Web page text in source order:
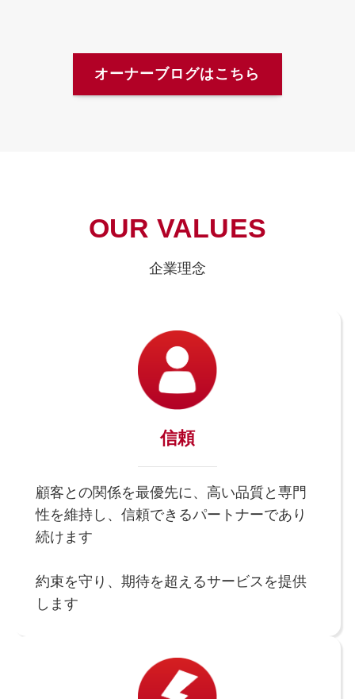
オーナーブログはこちら
OUR VALUES
企業理念
信頼
顧客との関係を最優先に、高い品質と専門
性を維持し、信頼できるパートナーであり
続けます
約束を守り、期待を超えるサービスを提供
します